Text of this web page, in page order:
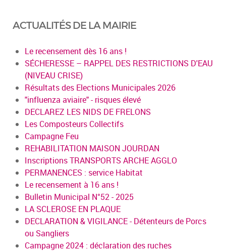
ACTUALITÉS DE LA MAIRIE
Le recensement dès 16 ans !
SÉCHERESSE – RAPPEL DES RESTRICTIONS D'EAU
(NIVEAU CRISE)
Résultats des Elections Municipales 2026
"influenza aviaire" - risques élevé
DECLAREZ LES NIDS DE FRELONS
Les Composteurs Collectifs
Campagne Feu
REHABILITATION MAISON JOURDAN
Inscriptions TRANSPORTS ARCHE AGGLO
PERMANENCES : service Habitat
Le recensement à 16 ans !
Bulletin Municipal N°52 - 2025
LA SCLEROSE EN PLAQUE
DECLARATION & VIGILANCE - Détenteurs de Porcs
ou Sangliers
Campagne 2024 : déclaration des ruches